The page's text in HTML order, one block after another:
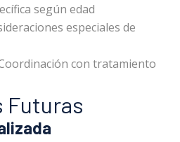
según edad
especiales de
con tratamiento
Futuras